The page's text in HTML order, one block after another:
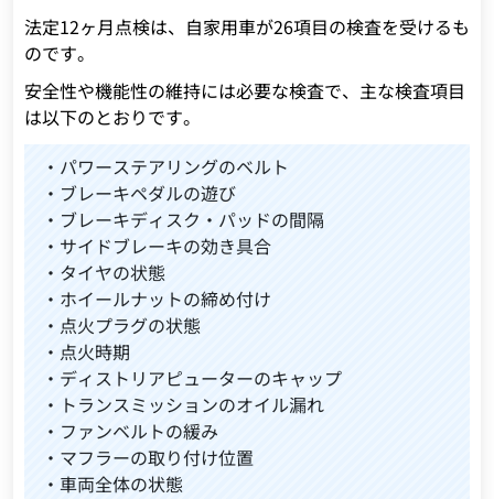
法定12ヶ月点検は、自家用車が26項目の検査を受けるも
のです。
安全性や機能性の維持には必要な検査で、主な検査項目
は以下のとおりです。
・パワーステアリングのベルト
・ブレーキペダルの遊び
・ブレーキディスク・パッドの間隔
・サイドブレーキの効き具合
・タイヤの状態
・ホイールナットの締め付け
・点火プラグの状態
・点火時期
・ディストリアピューターのキャップ
・トランスミッションのオイル漏れ
・ファンベルトの緩み
・マフラーの取り付け位置
・車両全体の状態